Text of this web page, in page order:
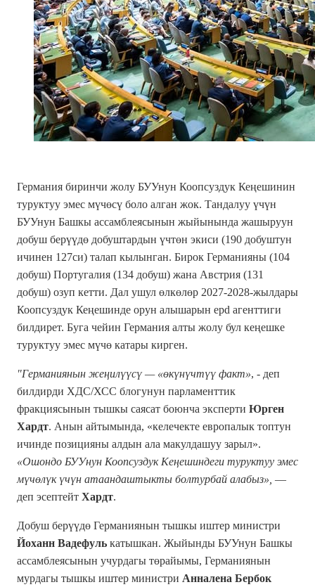
Германия биринчи жолу БУУнун Коопсуздук Кеңешинин
туруктуу эмес мүчөсү боло алган жок. Тандалуу үчүн
БУУнун Башкы ассамблеясынын жыйынында жашыруун
добуш берүүдө добуштардын үчтөн экиси (190 добуштун
ичинен 127си) талап кылынган. Бирок Германияны (104
добуш) Португалия (134 добуш) жана Австрия (131
добуш) озуп кетти. Дал ушул өлкөлөр 2027-2028-жылдары
Коопсуздук Кеңешинде орун алышарын epd агенттиги
билдирет. Буга чейин Германия алты жолу бул кеңешке
туруктуу эмес мүчө катары кирген.
"Германиянын жеңилүүсү — «өкүнүчтүү факт», - деп
билдирди ХДС/ХСС блогунун парламенттик
фракциясынын тышкы саясат боюнча эксперти Юрген
Хардт. Анын айтымында, «келечекте европалык топтун
ичинде позицияны алдын ала макулдашуу зарыл».
«Ошондо БУУнун Коопсуздук Кеңешиндеги туруктуу эмес
мүчөлүк үчүн атаандаштыкты болтурбай алабыз», —
деп эсептейт Хардт.
Добуш берүүдө Германиянын тышкы иштер министри
Йоханн Вадефуль катышкан. Жыйынды БУУнун Башкы
ассамблеясынын учурдагы төрайымы, Германиянын
мурдагы тышкы иштер министри Анналена Бербок